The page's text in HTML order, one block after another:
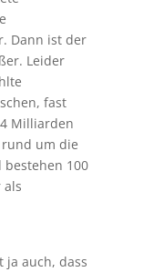
Dann ist der
Leider
fast
Milliarden
um die
bestehen 100
als
ja auch, dass